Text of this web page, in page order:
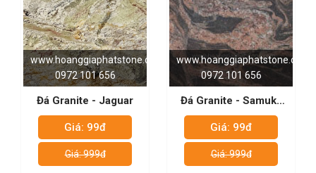
www.hoanggiaphatstone.com
0972 101 656
Đá Granite - Jaguar
Giá: 99đ
Giá: 999đ
www.hoanggiaphatstone.com
0972 101 656
Đá Granite - Samuka
Red
Giá: 99đ
Giá: 999đ